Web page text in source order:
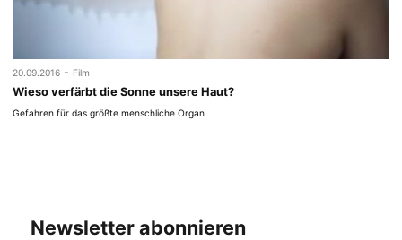
20.09.2016 - Film
Wieso verfärbt die Sonne unsere Haut?
Gefahren für das größte menschliche Organ
Newsletter abonnieren